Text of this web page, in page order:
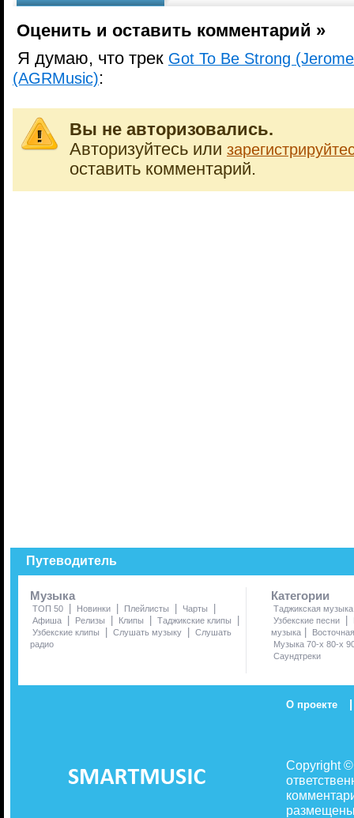
Оценить и оставить комментарий »
Я думаю, что трек Got To Be Strong
(AGRMusic):
Вы не авторизовались.
Авторизуйтесь или
оставить комментарий.
Путеводитель
Музыка
ТОП 50 | Новинки | Плейлисты | Чарты |
Афиша | Релизы | Клипы | Таджикские клипы |
Узбекские клипы | Слушать музыку | Слушать
радио
Категории
Таджикская музыка
Узбекские песни
|
музыка |
Музыка 70-х 80-х
Саундтреки
О проекте |
Copyright
размещены